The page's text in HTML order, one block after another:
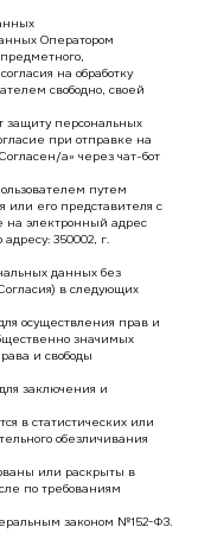
Оператором
на обработку
свободно, своей
защиту персональных
при отправке на
а» через чат-бот
путем
или его представителя с
на электронный адрес
350002, г.
данных без
в следующих
осуществления прав и
значимых
и свободы
заключения и
в статистических или
обезличивания
или раскрыты в
по требованиям
законом №152-ФЗ.